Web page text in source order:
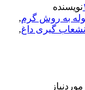
نویسنده
به روش گرم,
گیری داغ,